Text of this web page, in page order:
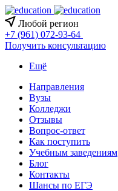
Любой регион
+7 (961) 072-93-64
Получить консультацию
Ещё
Направления
Вузы
Колледжи
Отзывы
Вопрос-ответ
Как поступить
Учебным заведениям
Блог
Контакты
Шансы по ЕГЭ